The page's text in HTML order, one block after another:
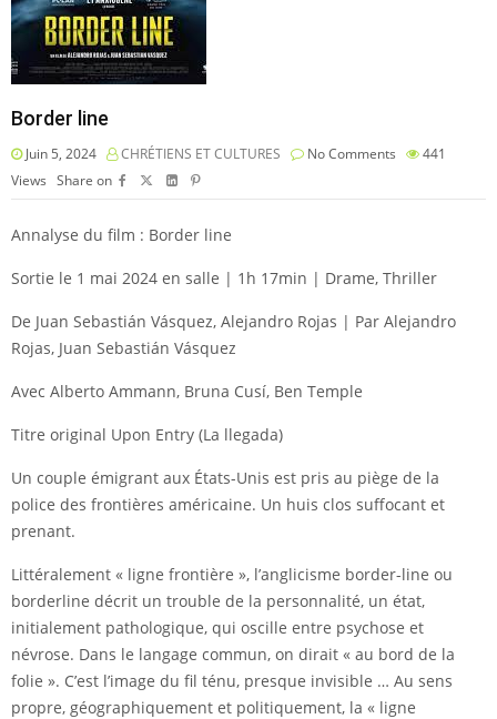
Border line
Juin 5, 2024 CHRÉTIENS ET CULTURES No Comments
441
Views Share on
Annalyse du film : Border line
Sortie le 1 mai 2024 en salle | 1h 17min | Drame, Thriller
De Juan Sebastián Vásquez, Alejandro Rojas | Par Alejandro
Rojas, Juan Sebastián Vásquez
Avec Alberto Ammann, Bruna Cusí, Ben Temple
Titre original Upon Entry (La llegada)
Un couple émigrant aux États-Unis est pris au piège de la
police des frontières américaine. Un huis clos suffocant et
prenant.
Littéralement « ligne frontière », l’anglicisme border-line ou
borderline décrit un trouble de la personnalité, un état,
initialement pathologique, qui oscille entre psychose et
névrose. Dans le langage commun, on dirait « au bord de la
folie ». C’est l’image du fil ténu, presque invisible … Au sens
propre, géographiquement et politiquement, la « ligne